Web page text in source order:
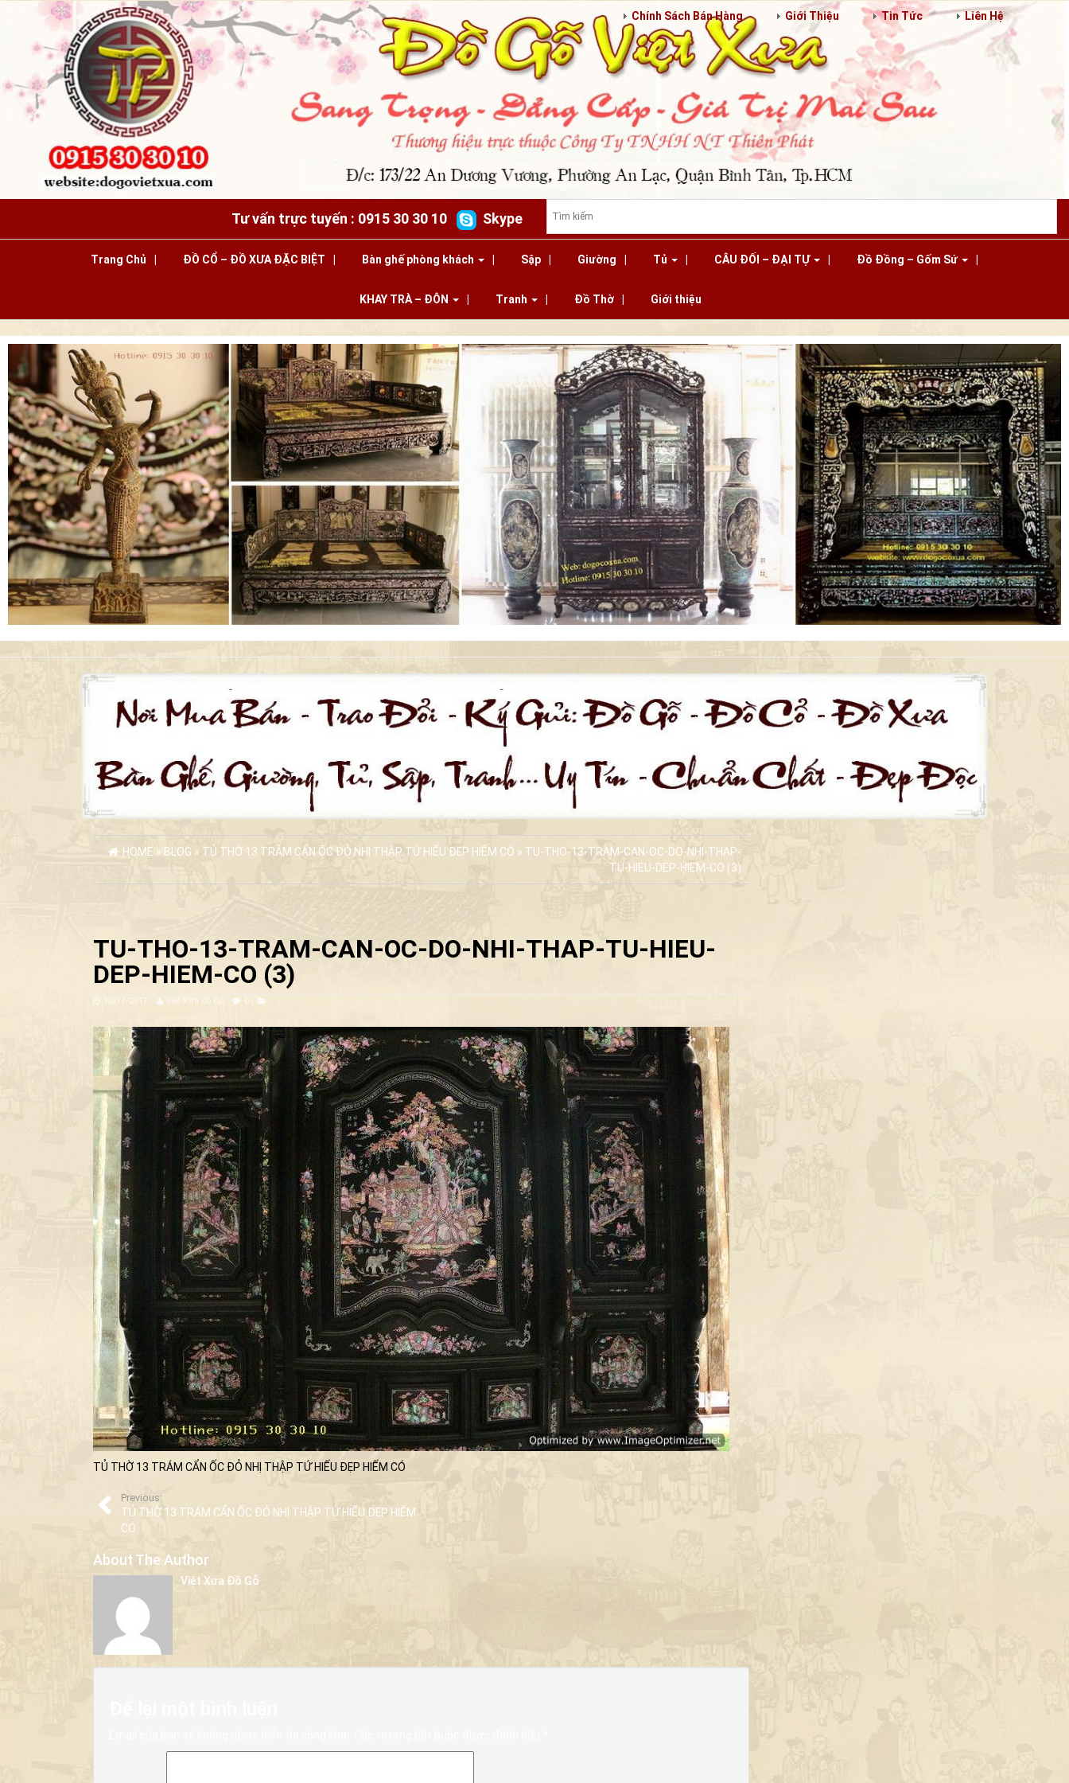
Chính Sách Bán Hàng Giới Thiệu Tin Tức Liên Hệ
Tư vấn trực tuyến : 0915 30 30 10 Skype
Trang Chủ ĐỒ CỔ – ĐỒ XƯA ĐẶC BIỆT Bàn ghế phòng khách Sập Giường Tủ CÂU ĐỐI – ĐẠI TỰ Đồ Đồng – Gốm Sứ
KHAY TRÀ – ĐÔN Tranh Đồ Thờ Giới thiệu
HOME » BLOG » TỦ THỜ 13 TRÁM CẨN ỐC ĐỎ NHỊ THẬP TỨ HIẾU ĐẸP HIẾM CÓ » TU-THO-13-TRAM-CAN-OC-DO-NHI-THAP-
TU-HIEU-DEP-HIEM-CO (3)
TU-THO-13-TRAM-CAN-OC-DO-NHI-THAP-TU-HIEU-
DEP-HIEM-CO (3)
10/11/2017 Việt Xưa Đồ Gỗ 0
TỦ THỜ 13 TRÁM CẨN ỐC ĐỎ NHỊ THẬP TỨ HIẾU ĐẸP HIẾM CÓ
Previous:
TỦ THỜ 13 TRÁM CẨN ỐC ĐỎ NHỊ THẬP TỨ HIẾU ĐẸP HIẾM
CÓ
About The Author
Việt Xưa Đồ Gỗ